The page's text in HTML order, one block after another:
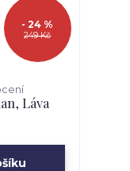
249 Kč
- 24 %
Láva